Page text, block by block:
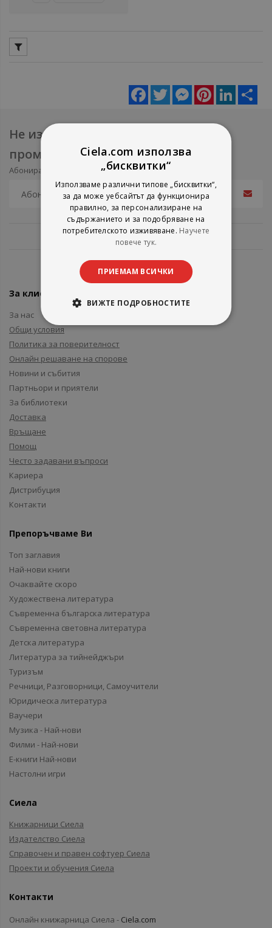
Facebook
Twitter MessengerPinterestLinkedIn
Не изпускайте нови продукти и
промоции
Абонирайте се за нашия e-mail бюлетин
За клиенти
За нас
Общи условия
Политика за поверителност
Онлайн решаване на спорове
Новини и събития
Партньори и приятели
За библиотеки
Доставка
Връщане
Помощ
Често задавани въпроси
Кариера
Дистрибуция
Контакти
Препоръчваме Ви
Топ заглавия
Най-нови книги
Очаквайте скоро
Художествена литература
Съвременна българска литература
Съвременна световна литература
Детска литература
Литература за тийнейджъри
Туризъм
Речници, Разговорници, Самоучители
Юридическа литература
Ваучери
Музика - Най-нови
Филми - Най-нови
Е-книги Най-нови
Настолни игри
Сиела
Книжарници Сиела
Издателство Сиела
Справочен и правен софтуер Сиела
Проекти и обучения Сиела
Контакти
Онлайн книжарница Сиела - Ciela.com
Ciela.com използва
„бисквитки“
Използваме различни типове „бисквитки“,
за да може уебсайтът да функционира
правилно, за персонализиране на
съдържанието и за подобряване на
потребителското изживяване. Научете
повече тук.
ПРИЕМАМ ВСИЧКИ
ВИЖТЕ ПОДРОБНОСТИТЕ